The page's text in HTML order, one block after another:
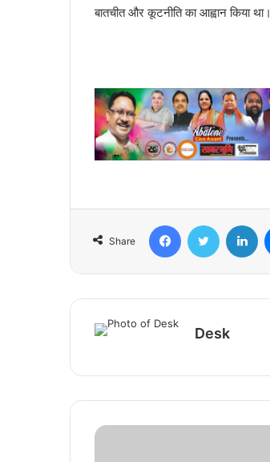
बातचीत और कूटनीति का आह्वान किया था।
Share
Desk